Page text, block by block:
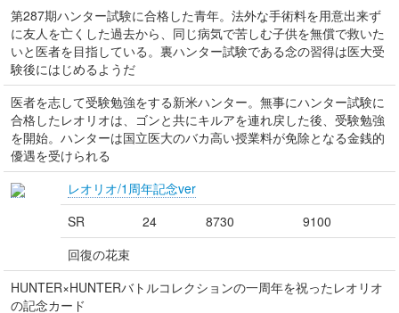
第287期ハンター試験に合格した青年。法外な手術料を用意出来ず
に友人を亡くした過去から、同じ病気で苦しむ子供を無償で救いた
いと医者を目指している。裏ハンター試験である念の習得は医大受
験後にはじめるようだ
医者を志して受験勉強をする新米ハンター。無事にハンター試験に
合格したレオリオは、ゴンと共にキルアを連れ戻した後、受験勉強
を開始。ハンターは国立医大のバカ高い授業料が免除となる金銭的
優遇を受けられる
レオリオ/1周年記念ver
SR
24 8730
9100
回復の花束
HUNTER×HUNTERバトルコレクションの一周年を祝ったレオリオ
の記念カード